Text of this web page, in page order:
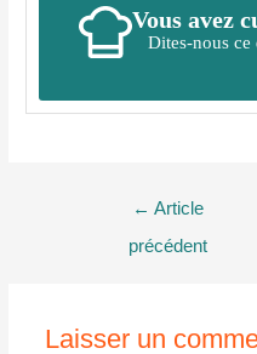
Vous avez
Dites-nous ce
← Article
précédent
Laisser un